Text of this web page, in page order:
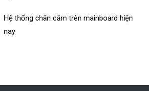
Hệ thống chân cắm trên mainboard hiện
nay